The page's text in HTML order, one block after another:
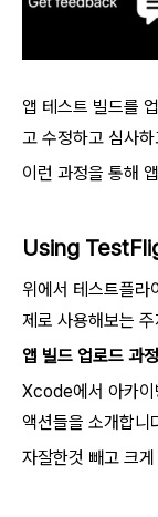
앱 테스트 빌드를
고 수정하고 심사
이런 과정을 통해
Using
위에서 테스트플라
제로 사용해보는
앱 빌드 업로드 과
Xcode에서 아카이
액션들을 소개합니
자잘한것 빼고 크